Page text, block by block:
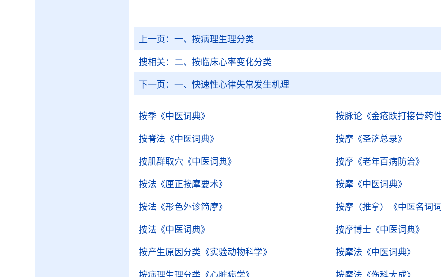
上一页： 一、按病理生理分类
搜相关： 二、按临床心率变化分类
下一页： 一、快速性心律失常发生机理
按季 《中医词典》 按脉论 《金疮跌打接骨药
按脊法 《中医词典》 按摩 《圣济总录》
按肌群取穴 《中医词典》 按摩 《老年百病防治》
按法 《厘正按摩要术》 按摩 《中医词典》
按法 《形色外诊简摩》 按摩（推拿） 《中医名词
按法 《中医词典》 按摩博士 《中医词典》
按产生原因分类 《实验动物科学》 按摩法 《中医词典》
按病理生理分类 《心脏病学》 按摩法 《伤科大成》